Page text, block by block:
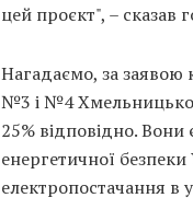
цей проєкт", – сказав
Нагадаємо, за заявою
№3 і №4 Хмельницької
25% відповідно.
енергетичної
електропостачання в